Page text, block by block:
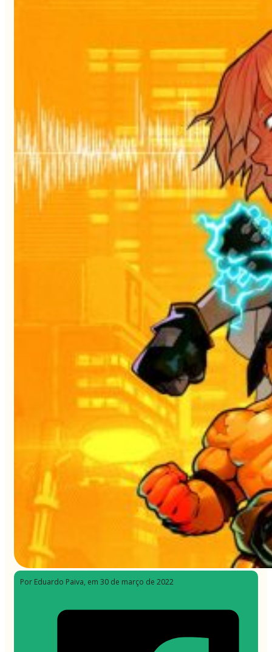
Por Eduardo Paiva, em 30 de março de 2022